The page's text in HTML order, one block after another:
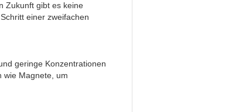
Zukunft gibt es keine
einer zweifachen
geringe Konzentrationen
wie Magnete, um